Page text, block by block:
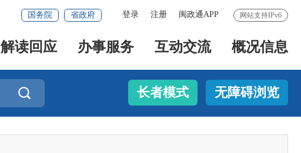
网站支持IPv6
登录 注册 闽政通APP
国务院 省政府
解读回应 办事服务 互动交流 概况信息
 长者模式 无障碍浏览